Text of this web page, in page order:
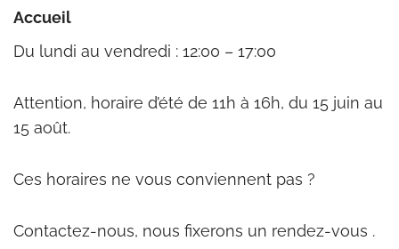
Accueil
Du lundi au vendredi : 12:00 – 17:00
Attention, horaire d’été de 11h à 16h, du 15 juin au
15 août.
Ces horaires ne vous conviennent pas ?
Contactez-nous, nous fixerons un rendez-vous .